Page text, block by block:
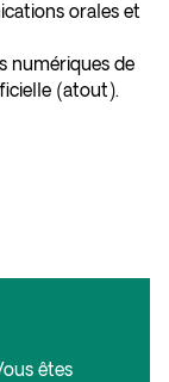
orales et
numériques de
(atout).
êtes